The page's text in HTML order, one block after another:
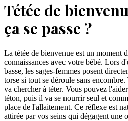
Tétée de
ça se passe ?
La tétée de bienvenue est un moment
connaissances avec votre bébé. Lors
basse, les sages-femmes posent
torse si tout se déroule sans
va chercher à téter. Vous pouvez
téton, puis il va se nourrir seul et
place de l'allaitement. Ce réflexe est
attirée par vos seins qui dégagent une